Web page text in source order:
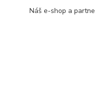
Náš e-shop a